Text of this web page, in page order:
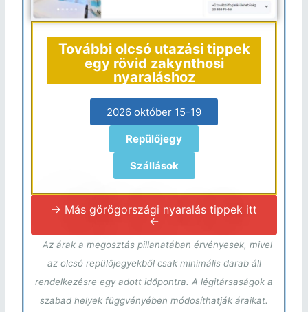
További olcsó utazási tippek
egy rövid zakynthosi
nyaraláshoz
2026 október 15-19
Repülőjegy
Szállások
-> Más görögországi nyaralás tippek itt
<-
Az árak a megosztás pillanatában érvényesek, mivel
az olcsó repülőjegyekből csak minimális darab áll
rendelkezésre egy adott időpontra. A légitársaságok a
szabad helyek függvényében módosíthatják áraikat.